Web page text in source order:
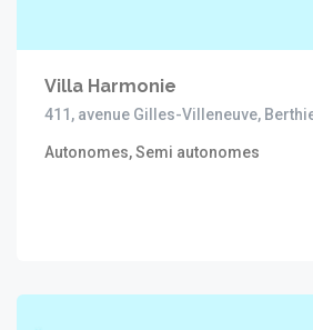
Villa Harmonie
411, avenue Gilles-Villeneuve,
Autonomes, Semi autonomes